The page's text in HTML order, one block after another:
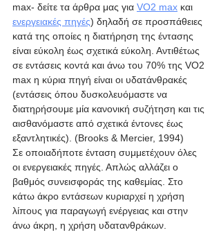
max- δείτε τα άρθρα μας για VO2 max και
ενεργειακές πηγές) δηλαδή σε προσπάθειες
κατά της οποίες η διατήρηση της έντασης
είναι εύκολη έως σχετικά εύκολη. Αντιθέτως
σε εντάσεις κοντά και άνω του 70% της VO2
max η κύρια πηγή είναι οι υδατάνθρακές
(εντάσεις όπου δυσκολευόμαστε να
διατηρήσουμε μία κανονική συζήτηση και τις
αισθανόμαστε από σχετικά έντονες έως
εξαντλητικές). (Brooks & Mercier, 1994)
Σε οποιαδήποτε ένταση συμμετέχουν όλες
οι ενεργειακές πηγές. Απλώς αλλάζει ο
βαθμός συνεισφοράς της καθεμίας. Στο
κάτω άκρο εντάσεων κυριαρχεί η χρήση
λίπους για παραγωγή ενέργειας και στην
άνω άκρη, η χρήση υδατανθράκων.